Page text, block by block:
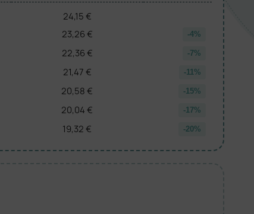
24,15 €
23,26 € -4%
22,36 € -7%
21,47 € -11%
20,58 € -15%
20,04 € -17%
19,32 € -20%